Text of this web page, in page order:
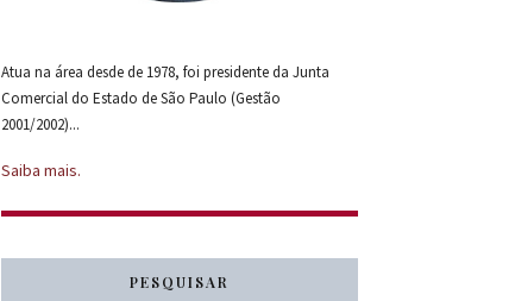
Atua na área desde de 1978, foi presidente da Junta
Comercial do Estado de São Paulo (Gestão
2001/2002)...
Saiba mais.
PESQUISAR